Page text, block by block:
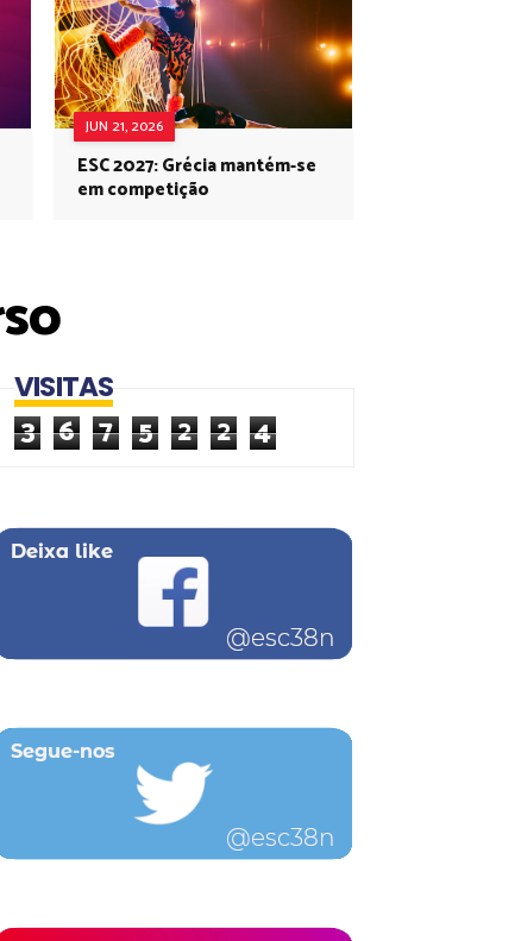
JUN 21, 2026
ESC 2027: Grécia mantém-se
em competição
VISITAS
3 6 7 5 2 2 4